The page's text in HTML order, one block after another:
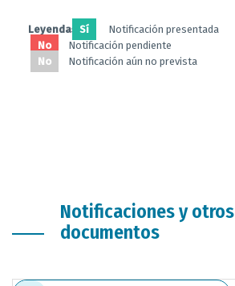
Leyendas: Sí
Notificación presentada
No
Notificación pendiente
No
Notificación aún no prevista
Notificaciones y otros
documentos